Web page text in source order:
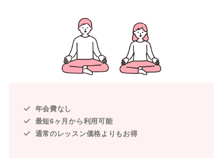
年会費なし
最短6ヶ月から利用可能
通常のレッスン価格よりもお得